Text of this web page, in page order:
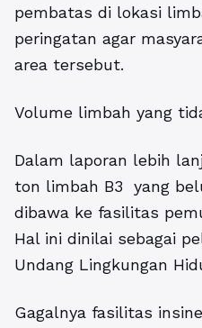
pembatas di lokasi
peringatan agar
area tersebut.
Volume limbah yang
Dalam laporan lebih
ton limbah B3 yang
dibawa ke fasilitas
Hal ini dinilai sebagai
Undang Lingkungan
Gagalnya fasilitas